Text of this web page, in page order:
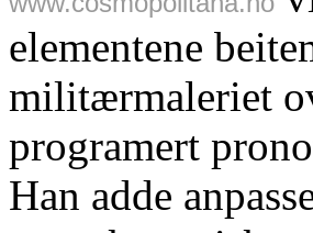
elementene
militærmaleriet
programert
Han adde